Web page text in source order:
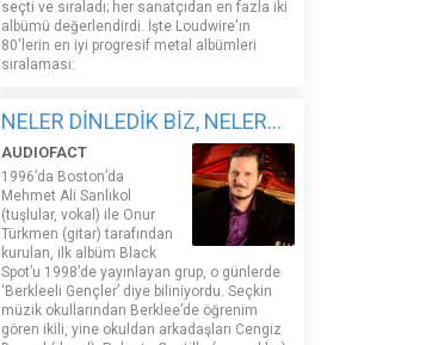
seçti ve sıraladı; her sanatçıdan en fazla iki
albümü değerlendirdi. İşte Loudwire'ın
80'lerin en iyi progresif metal albümleri
sıralaması:
NELER DİNLEDİK BİZ, NELER...
AUDIOFACT
1996’da Boston’da
Mehmet Ali Sanlıkol
(tuşlular, vokal) ile Onur
Türkmen (gitar) tarafından
kurulan, ilk albüm Black
Spot’u 1998’de yayınlayan grup, o günlerde
‘Berkleeli Gençler’ diye biliniyordu. Seçkin
müzik okullarından Berklee’de öğrenim
gören ikili, yine okuldan arkadaşları Cengiz